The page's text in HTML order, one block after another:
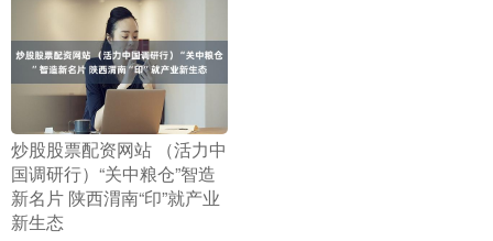
​炒股股票配资网站 （活力中
国调研行）“关中粮仓”智造
新名片 陕西渭南“印”就产业
新生态